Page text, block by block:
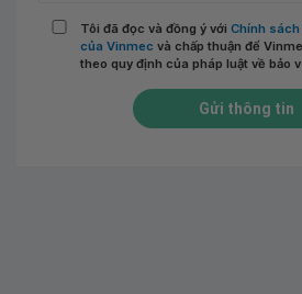
Tôi đã đọc và đồng ý với Chính
của Vinmec và chấp thuận để
theo quy định của pháp luật về bảo
Gửi thông tin